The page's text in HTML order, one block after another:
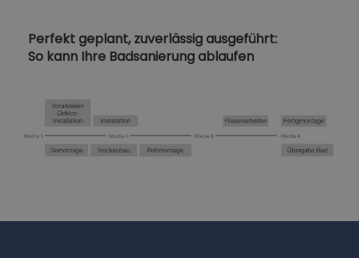
Perfekt geplant, zuverlässig ausgeführt:
So kann Ihre Badsanierung ablaufen